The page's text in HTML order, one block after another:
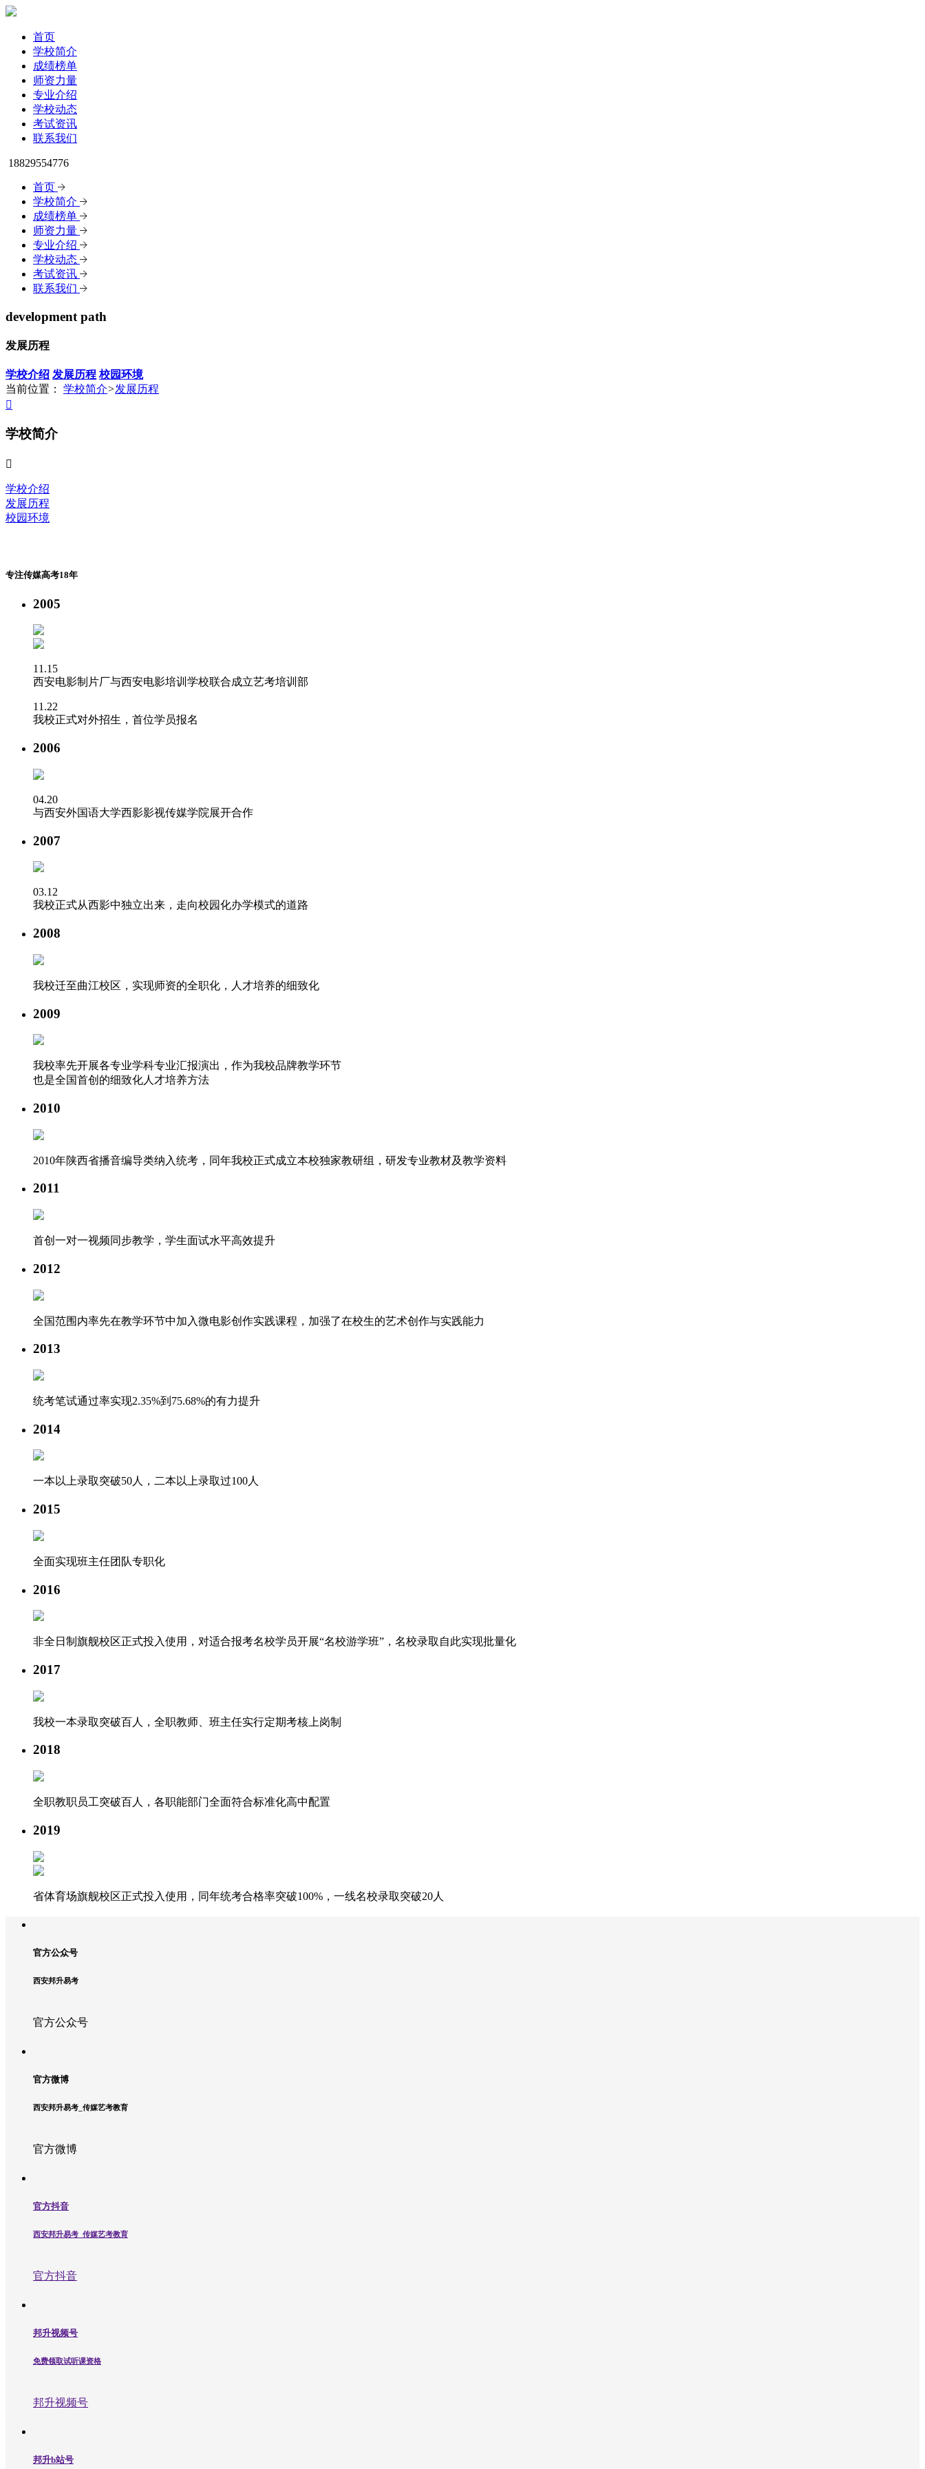
首页
学校简介
成绩榜单
师资力量
专业介绍
学校动态
考试资讯
联系我们
18829554776
首页
学校简介
成绩榜单
师资力量
专业介绍
学校动态
考试资讯
联系我们
development path
发展历程
学校介绍 发展历程 校园环境
当前位置： 学校简介>发展历程

学校简介

学校介绍
发展历程
校园环境
专注传媒高考18年
2005
11.15
西安电影制片厂与西安电影培训学校联合成立艺考培训部
11.22
我校正式对外招生，首位学员报名
2006
04.20
与西安外国语大学西影影视传媒学院展开合作
2007
03.12
我校正式从西影中独立出来，走向校园化办学模式的道路
2008
我校迁至曲江校区，实现师资的全职化，人才培养的细致化
2009
我校率先开展各专业学科专业汇报演出，作为我校品牌教学环节
也是全国首创的细致化人才培养方法
2010
2010年陕西省播音编导类纳入统考，同年我校正式成立本校独家教研组，研发专业教材及教学资料
2011
首创一对一视频同步教学，学生面试水平高效提升
2012
全国范围内率先在教学环节中加入微电影创作实践课程，加强了在校生的艺术创作与实践能力
2013
统考笔试通过率实现2.35%到75.68%的有力提升
2014
一本以上录取突破50人，二本以上录取过100人
2015
全面实现班主任团队专职化
2016
非全日制旗舰校区正式投入使用，对适合报考名校学员开展“名校游学班”，名校录取自此实现批量化
2017
我校一本录取突破百人，全职教师、班主任实行定期考核上岗制
2018
全职教职员工突破百人，各职能部门全面符合标准化高中配置
2019
省体育场旗舰校区正式投入使用，同年统考合格率突破100%，一线名校录取突破20人
官方公众号
西安邦升易考
官方公众号
官方微博
西安邦升易考_传媒艺考教育
官方微博
官方抖音
西安邦升易考_传媒艺考教育
官方抖音
邦升视频号
免费领取试听课资格
邦升视频号
邦升b站号